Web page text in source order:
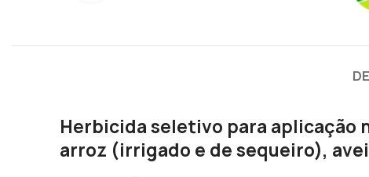
Herbicida seletivo para aplicação
arroz (irrigado e de sequeiro),